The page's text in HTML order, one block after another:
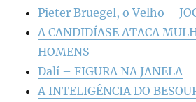
Pieter Bruegel, o Velho –
A CANDIDÍASE ATACA
HOMENS
Dalí – FIGURA NA JANELA
A INTELIGÊNCIA DO